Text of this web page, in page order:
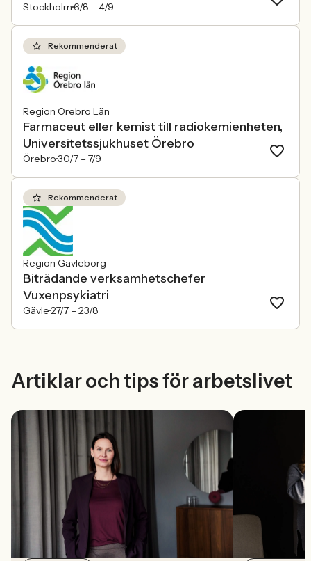
Stockholm6/8 – 4/9
Rekommenderat
Region Örebro Län
Farmaceut eller kemist till radiokemienheten,
Universitetssjukhuset Örebro
Örebro30/7 – 7/9
Rekommenderat
Region Gävleborg
Biträdande verksamhetschefer
Vuxenpsykiatri
Gävle27/7 – 23/8
Artiklar och tips för arbetslivet